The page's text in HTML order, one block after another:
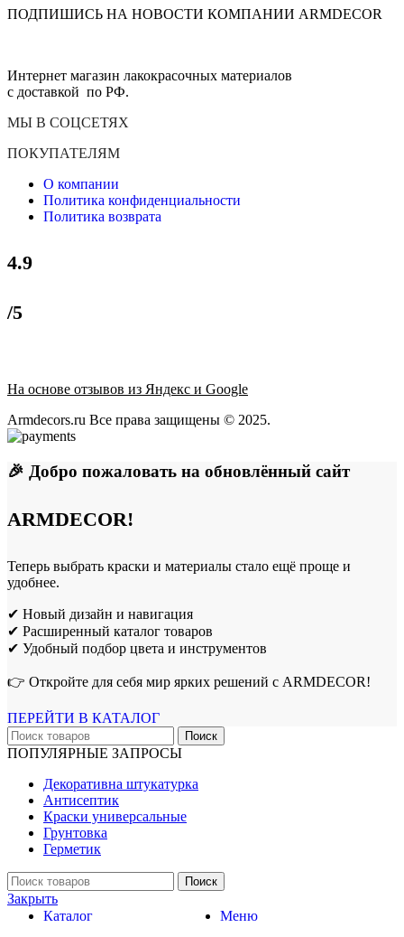
ПОДПИШИСЬ НА НОВОСТИ КОМПАНИИ ARMDECOR
Интернет магазин лакокрасочных материалов
с доставкой по РФ.
МЫ В СОЦСЕТЯХ
ПОКУПАТЕЛЯМ
О компании
Политика конфиденциальности
Политика возврата
4.9
/5
На основе отзывов из Яндекс и Google
Armdecors.ru Все права защищены © 2025. ​
🎉 Добро пожаловать на обновлённый сайт
ARMDECOR!
Теперь выбрать краски и материалы стало ещё проще и
удобнее.
✔ Новый дизайн и навигация
✔ Расширенный каталог товаров
✔ Удобный подбор цвета и инструментов
👉 Откройте для себя мир ярких решений с ARMDECOR!
ПЕРЕЙТИ В КАТАЛОГ
Поиск
ПОПУЛЯРНЫЕ ЗАПРОСЫ
Декоративна штукатурка
Антисептик
Краски универсальные
Грунтовка
Герметик
Поиск
Закрыть
Меню
Каталог